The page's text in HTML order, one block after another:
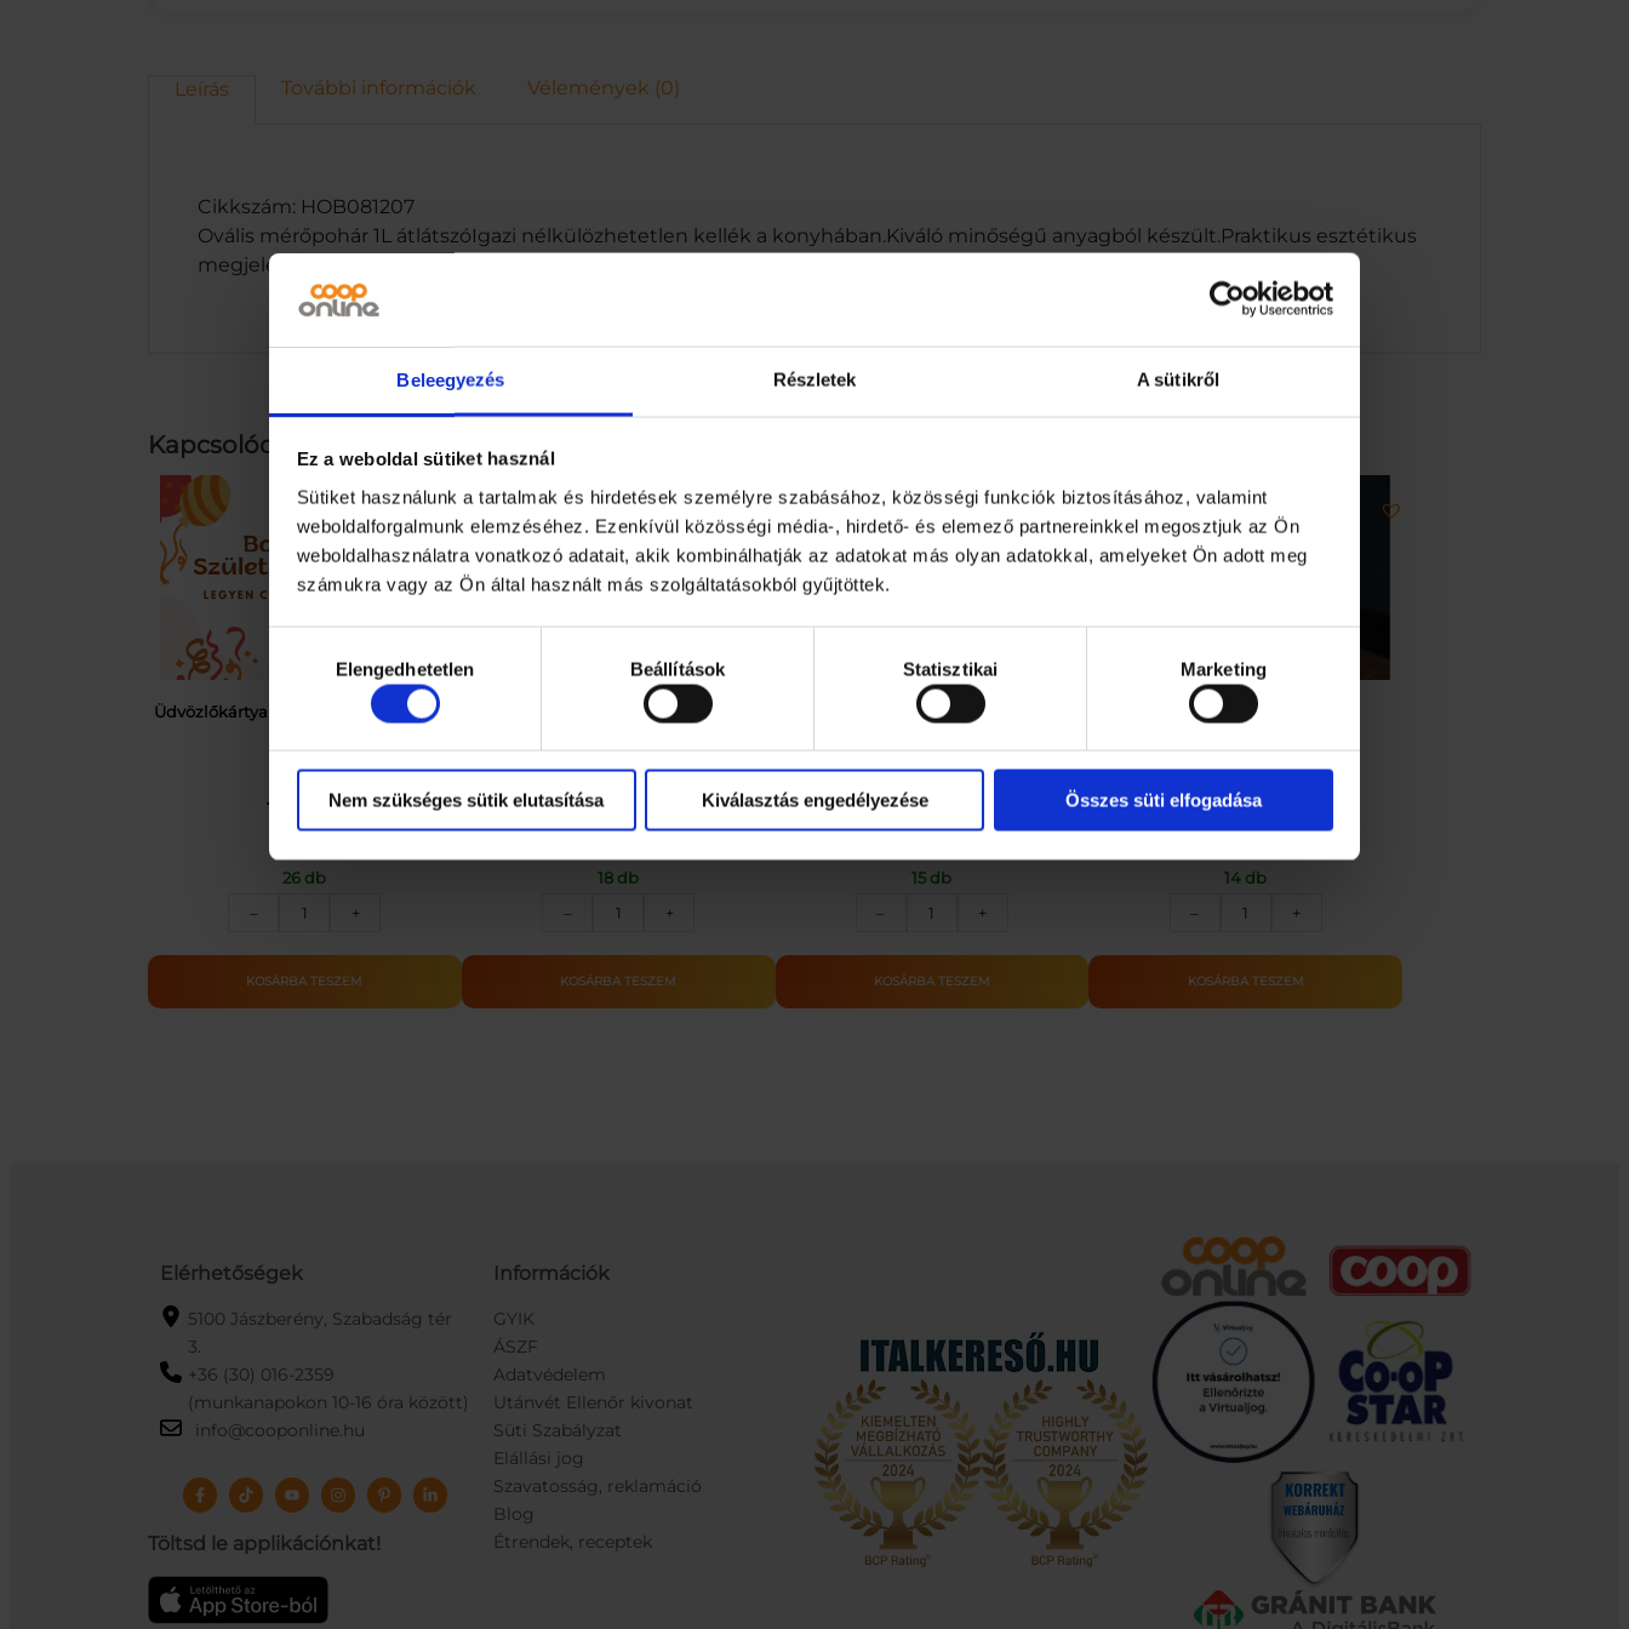
Beleegyezés Részletek A sütikről
Ez a weboldal sütiket használ
Sütiket használunk a tartalmak és hirdetések személyre szabásához, közösségi funkciók biztosításához, valamint
weboldalforgalmunk elemzéséhez. Ezenkívül közösségi média-, hirdető- és elemező partnereinkkel megosztjuk az Ön
weboldalhasználatra vonatkozó adatait, akik kombinálhatják az adatokat más olyan adatokkal, amelyeket Ön adott meg
számukra vagy az Ön által használt más szolgáltatásokból gyűjtöttek.
kiválasztásaElengedhetetlen Beállítások Statisztikai Marketing
Nem szükséges sütik elutasítása Kiválasztás engedélyezése Összes süti elfogadása
é
Leírás További információk Vélemények (0)
Cikkszám: HOB081207
Ovális mérőpohár 1L átlátszóIgazi nélkülözhetetlen kellék a konyhában.Kiváló minőségű anyagból készült.Praktikus esztétikus
megjelenés
Kapcsolódó termékek
Üdvözlőkártya – Születésnap_MUFFIN
199 Ft
26 db
–
Üdvözlőkártya
Születésnap_MUFFIN
mennyiség
+
KOSÁRBA TESZEM
Üdvözlőkártya – Névnap_KÖR
199
18 db
–
Üdvözlőkártya
Névnap_KÖR
mennyiség
+
KOSÁRBA TESZEM
Üdvözlőkártya – Sör_KÉP
199
15 db
–
Üdvözlőkártya
Sör_KÉP
mennyiség
+
KOSÁRBA TESZEM
Üdvözlőkártya – Étel_SÖTÉT
199Ft
14 db
–
Üdvözlőkártya
Étel_SÖTÉT
mennyiség
+
KOSÁRBA TESZEM
Elérhetőségek
5100 Jászberény, Szabadság tér
3.
+36 (30) 016-2359
(munkanapokon 10-16 óra között)
info@cooponline.hu
Töltsd le applikációnkat!
Információk
GYIK
ÁSZF
Adatvédelem
Utánvét Ellenőr kivonat
Süti Szabályzat
Elállási jog
Szavatosság, reklamáció
Blog
Étrendek, receptek